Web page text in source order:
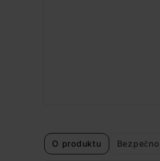
O produktu